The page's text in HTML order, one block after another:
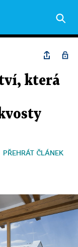
která
PŘEHRÁT ČLÁNEK